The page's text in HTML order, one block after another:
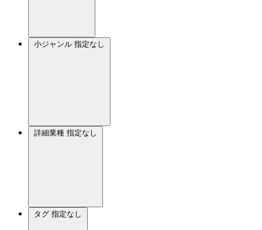
小ジャンル 指定なし
詳細業種 指定なし
タグ 指定なし